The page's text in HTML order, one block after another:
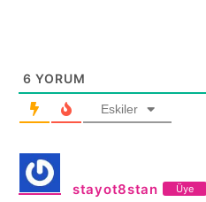
6 YORUM
Eskiler
stayot8stan Üye